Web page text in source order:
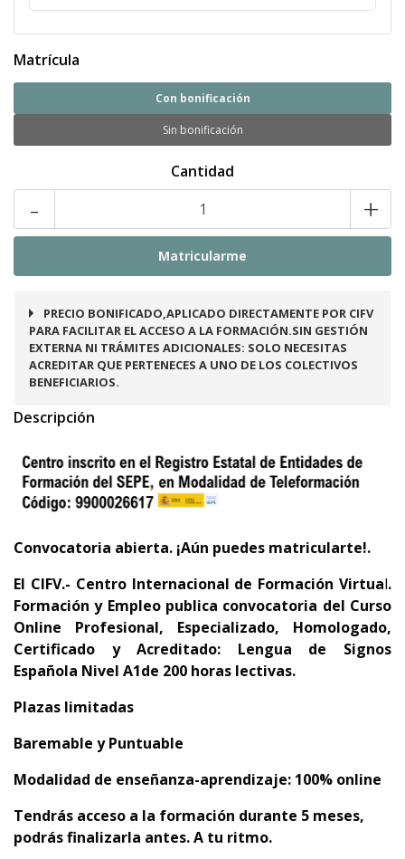
Matrícula
Con bonificación
Sin bonificación
Cantidad
- +
PRECIO BONIFICADO,APLICADO DIRECTAMENTE POR CIFV
PARA FACILITAR EL ACCESO A LA FORMACIÓN.SIN GESTIÓN
EXTERNA NI TRÁMITES ADICIONALES: SOLO NECESITAS
ACREDITAR QUE PERTENECES A UNO DE LOS COLECTIVOS
BENEFICIARIOS.
Descripción
Convocatoria abierta. ¡Aún puedes matricularte!.
El CIFV.- Centro Internacional de Formación Virtual.
Formación y Empleo publica convocatoria del Curso
Online Profesional, Especializado, Homologado,
Certificado y Acreditado: Lengua de Signos
Española Nivel A1de 200 horas lectivas.
Plazas limitadas
Baremable y Puntuable
Modalidad de enseñanza-aprendizaje: 100% online
Tendrás acceso a la formación durante 5 meses,
podrás finalizarla antes. A tu ritmo.